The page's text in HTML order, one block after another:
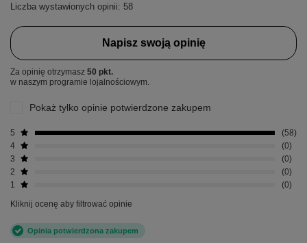
Liczba wystawionych opinii: 58
Napisz swoją opinię
Za opinię otrzymasz 50 pkt.
w naszym programie lojalnościowym.
Pokaż tylko opinie potwierdzone zakupem
5
58
4
0
3
0
2
0
1
0
Kliknij ocenę aby filtrować opinie
Opinia potwierdzona zakupem